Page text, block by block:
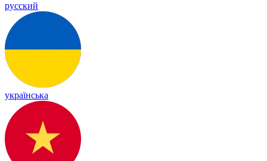
русский
українська